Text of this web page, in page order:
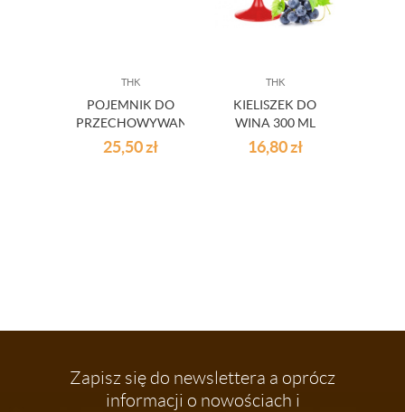
THK
POJEMNIK DO
PRZECHOWYWANIA
LOFT BIAŁY 2L
25,50zł
THK
KIELISZEK DO
WINA 300 ML
CZERWONY
16,80zł
Zapisz się do newslettera a oprócz
informacji o nowościach i